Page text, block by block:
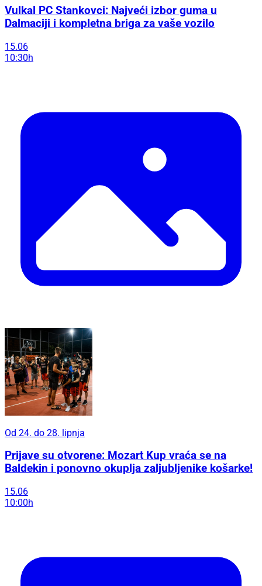
Vulkal PC Stankovci: Najveći izbor guma u
Dalmaciji i kompletna briga za vaše vozilo
15.06
10:30h
Od 24. do 28. lipnja
Prijave su otvorene: Mozart Kup vraća se na
Baldekin i ponovno okuplja zaljubljenike košarke!
15.06
10:00h